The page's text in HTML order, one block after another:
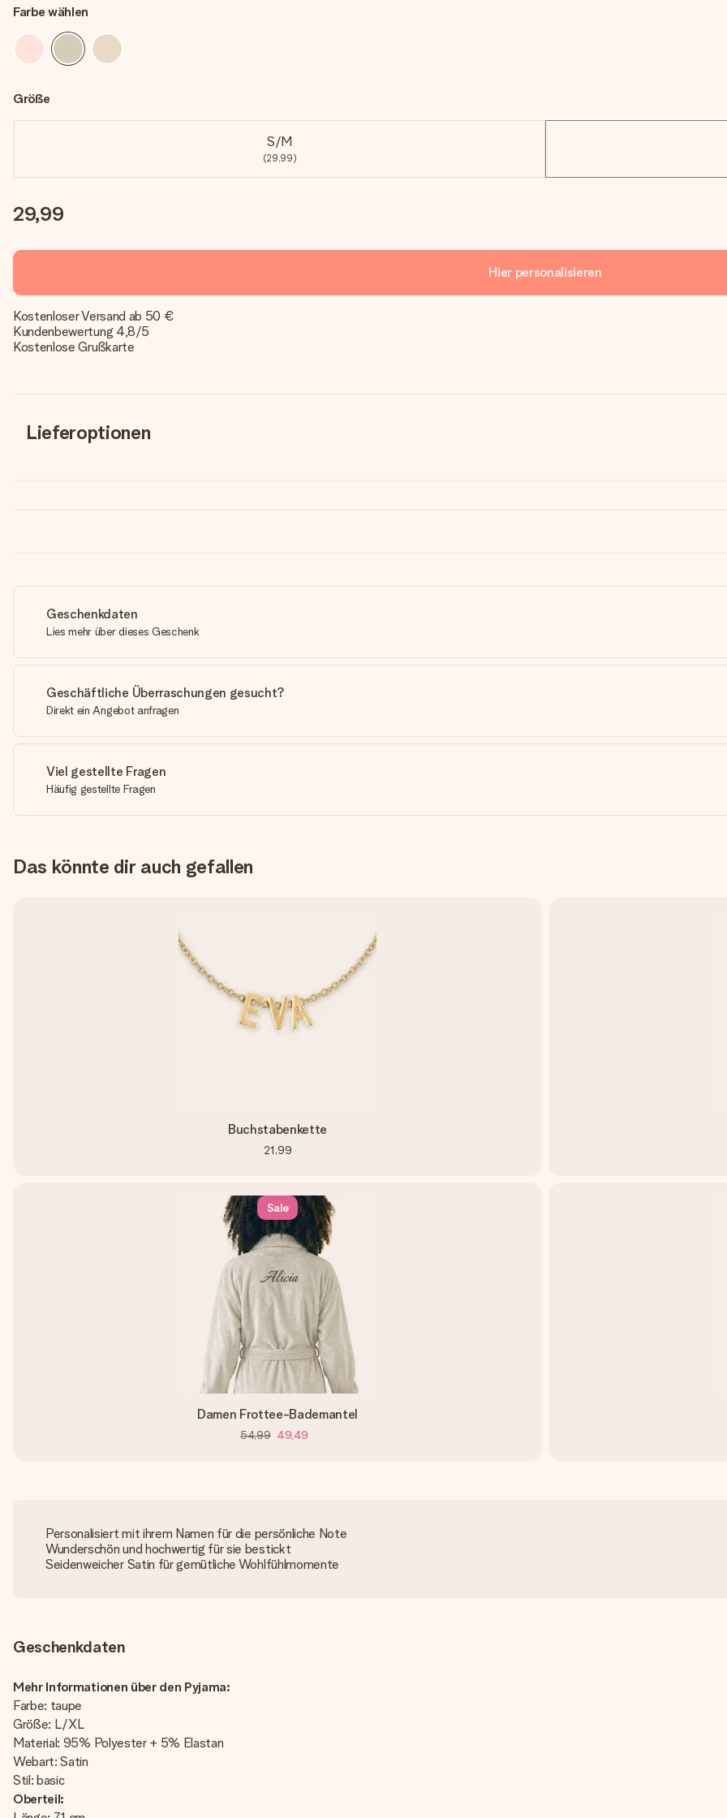
Farbe wählen
Größe
S/M
(29,99)
29,99
Hier personalisieren
Kostenloser Versand ab 50 €
Kundenbewertung 4,8/5
Kostenlose Grußkarte
Lieferoptionen
Geschenkdaten
Lies mehr über dieses Geschenk
Geschäftliche Überraschungen gesucht?
Direkt ein Angebot anfragen
Viel gestellte Fragen
Häufig gestellte Fragen
Das könnte dir auch gefallen
Buchstabenkette
21,99
Sale
Damen Frottee-Bademantel
54,99 49,49
Personalisiert mit ihrem Namen für die persönliche Note
Wunderschön und hochwertig für sie bestickt
Seidenweicher Satin für gemütliche Wohlfühlmomente
Geschenkdaten
Mehr Informationen über den Pyjama:
Farbe: taupe
Größe: L/XL
Material: 95% Polyester + 5% Elastan
Webart: Satin
Stil: basic
Oberteil: